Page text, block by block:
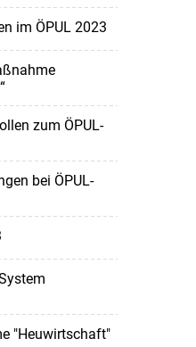
im ÖPUL 2023
zum ÖPUL-
bei ÖPUL-
"Heuwirtschaft"